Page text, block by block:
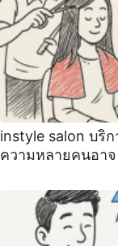
instyle salon บริ
ความหลายคนอาจ